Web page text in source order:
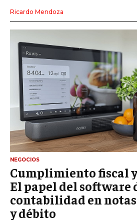
Ricardo Mendoza
NEGOCIOS
Cumplimiento fiscal
El papel del software
contabilidad en
y débito